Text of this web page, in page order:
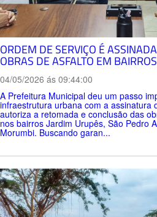
ORDEM DE SERVIÇO É
OBRAS DE ASFALTO EM
04/05/2026 ás 09:44:00
A Prefeitura Municipal deu um passo
infraestrutura urbana com a assinatura
autoriza a retomada e conclusão das
nos bairros Jardim Urupês, São Pedro
Morumbi. Buscando garan...